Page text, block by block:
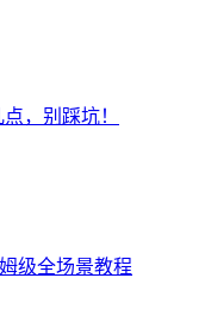
，别踩坑！
级全场景教程